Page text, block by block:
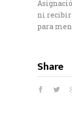
ni recibir
para
Share